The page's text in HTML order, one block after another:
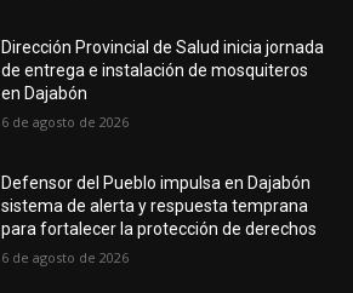
Dirección Provincial de Salud inicia jornada
de entrega e instalación de mosquiteros
en Dajabón
6 de agosto de 2026
Defensor del Pueblo impulsa en Dajabón
sistema de alerta y respuesta temprana
para fortalecer la protección de derechos
6 de agosto de 2026